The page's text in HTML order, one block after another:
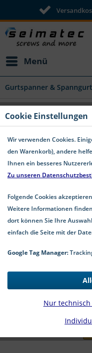
Menü
Gurtspanner & Spanngurt
Gurtpolster
Gurtband
zzgl.
1-4 Werktage Lieferzeit
Cookie Einstellungen
Wir verwenden Cookies.
den Warenkorb), andere
Ihnen ein besseres
Zu unseren
Folgende Cookies
Weitere Informationen
dort können Sie Ihre
einfach die Seite mit der
Google Tag Manager:
Nur